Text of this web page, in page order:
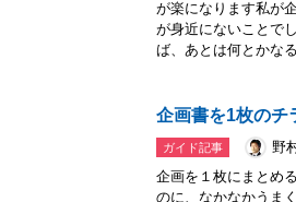
が楽になります私が
が身近にないことで
ば、あとは何とかな
企画書を1枚のチ
ガイド記事
野
企画を１枚にまとめ
のに、なかなかうま